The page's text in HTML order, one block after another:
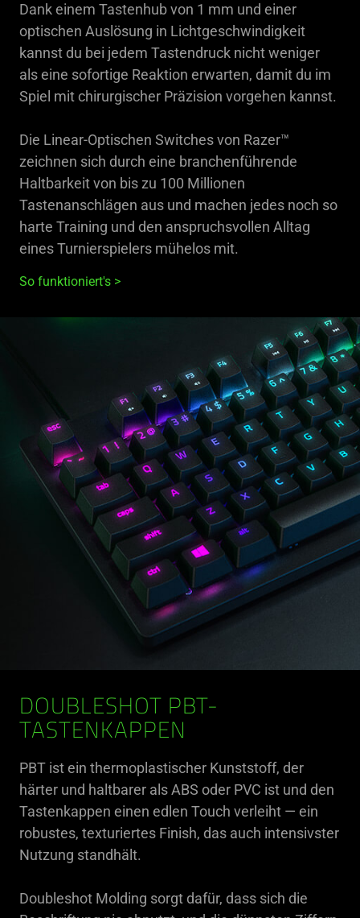
Dank einem Tastenhub von 1 mm und einer
optischen Auslösung in Lichtgeschwindigkeit
kannst du bei jedem Tastendruck nicht weniger
als eine sofortige Reaktion erwarten, damit du im
Spiel mit chirurgischer Präzision vorgehen kannst.
Die Linear-Optischen Switches von Razer™
zeichnen sich durch eine branchenführende
Haltbarkeit von bis zu 100 Millionen
Tastenanschlägen aus und machen jedes noch so
harte Training und den anspruchsvollen Alltag
eines Turnierspielers mühelos mit.
So funktioniert's
DOUBLESHOT PBT-
TASTENKAPPEN
PBT ist ein thermoplastischer Kunststoff, der
härter und haltbarer als ABS oder PVC ist und den
Tastenkappen einen edlen Touch verleiht — ein
robustes, texturiertes Finish, das auch intensivster
Nutzung standhält.
Doubleshot Molding sorgt dafür, dass sich die